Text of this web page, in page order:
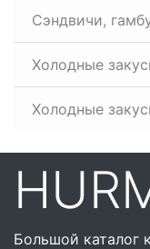
Сэндвичи,
Холодные
Холодные
Большой каталог